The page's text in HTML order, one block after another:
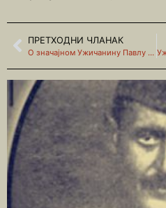
ПРЕТХОДНИ ЧЛАНАК
О значајном Ужичанину Павлу Вујићу